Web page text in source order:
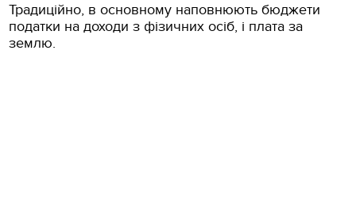
Традиційно, в основному наповнюють бюджети
податки на доходи з фізичних осіб, і плата за
землю.